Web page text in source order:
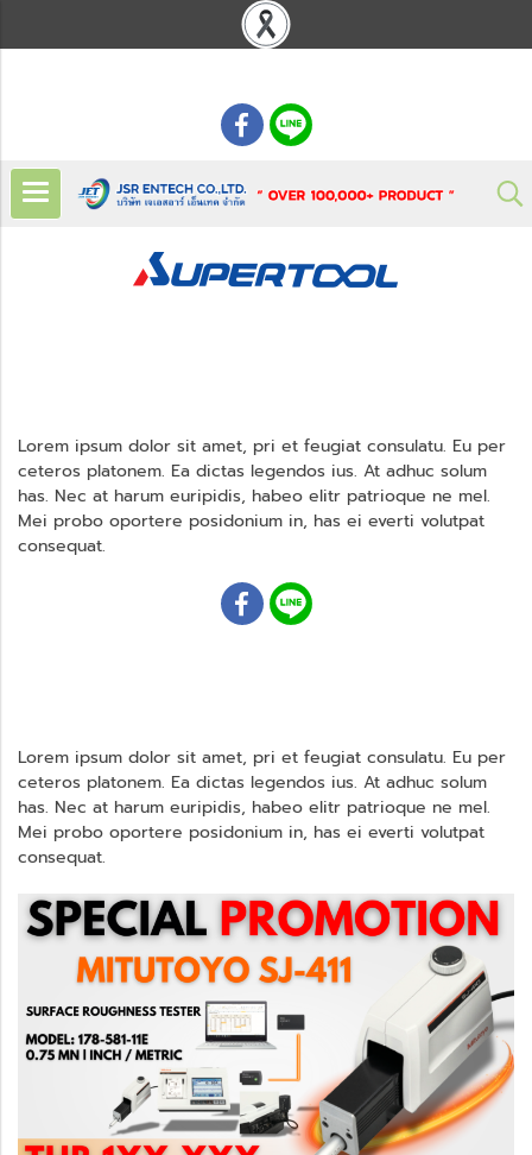
Lorem ipsum dolor sit amet, pri et feugiat consulatu. Eu per
ceteros platonem. Ea dictas legendos ius. At adhuc solum
has. Nec at harum euripidis, habeo elitr patrioque ne mel.
Mei probo oportere posidonium in, has ei everti volutpat
consequat.
Lorem ipsum dolor sit amet, pri et feugiat consulatu. Eu per
ceteros platonem. Ea dictas legendos ius. At adhuc solum
has. Nec at harum euripidis, habeo elitr patrioque ne mel.
Mei probo oportere posidonium in, has ei everti volutpat
consequat.